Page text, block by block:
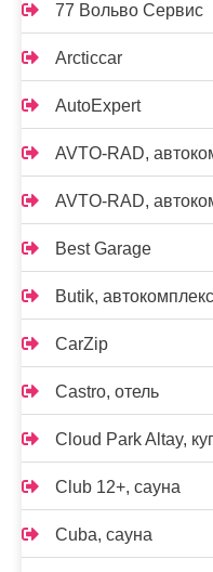
77 Вольво Сервис
Arcticcar
AutoExpert
AVTO-RAD,
AVTO-RAD,
Best Garage
Butik, автокомплекс
CarZip
Castro, отель
Cloud Park Altay,
Club 12+, сауна
Cuba, сауна